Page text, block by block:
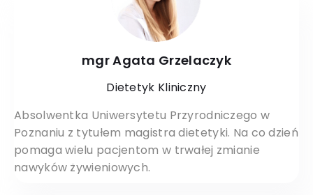
mgr Agata Grzelaczyk
Dietetyk Kliniczny
Absolwentka Uniwersytetu Przyrodniczego w
Poznaniu z tytułem magistra dietetyki. Na co dzień
pomaga wielu pacjentom w trwałej zmianie
nawyków żywieniowych.